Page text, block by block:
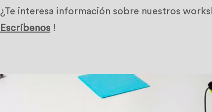
¿Te interesa información sobre nuestros
Escríbenos !